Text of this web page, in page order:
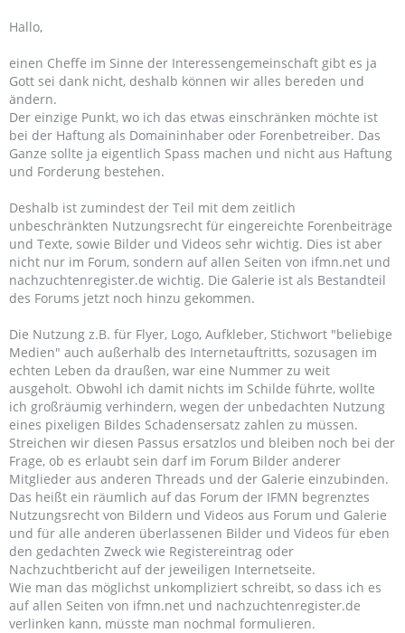
Hallo,
einen Cheffe im Sinne der Interessengemeinschaft gibt es ja
Gott sei dank nicht, deshalb können wir alles bereden und
ändern.
Der einzige Punkt, wo ich das etwas einschränken möchte ist
bei der Haftung als Domaininhaber oder Forenbetreiber. Das
Ganze sollte ja eigentlich Spass machen und nicht aus Haftung
und Forderung bestehen.
Deshalb ist zumindest der Teil mit dem zeitlich
unbeschränkten Nutzungsrecht für eingereichte Forenbeiträge
und Texte, sowie Bilder und Videos sehr wichtig. Dies ist aber
nicht nur im Forum, sondern auf allen Seiten von ifmn.net und
nachzuchtenregister.de wichtig. Die Galerie ist als Bestandteil
des Forums jetzt noch hinzu gekommen.
Die Nutzung z.B. für Flyer, Logo, Aufkleber, Stichwort "beliebige
Medien" auch außerhalb des Internetauftritts, sozusagen im
echten Leben da draußen, war eine Nummer zu weit
ausgeholt. Obwohl ich damit nichts im Schilde führte, wollte
ich großräumig verhindern, wegen der unbedachten Nutzung
eines pixeligen Bildes Schadensersatz zahlen zu müssen.
Streichen wir diesen Passus ersatzlos und bleiben noch bei der
Frage, ob es erlaubt sein darf im Forum Bilder anderer
Mitglieder aus anderen Threads und der Galerie einzubinden.
Das heißt ein räumlich auf das Forum der IFMN begrenztes
Nutzungsrecht von Bildern und Videos aus Forum und Galerie
und für alle anderen überlassenen Bilder und Videos für eben
den gedachten Zweck wie Registereintrag oder
Nachzuchtbericht auf der jeweiligen Internetseite.
Wie man das möglichst unkompliziert schreibt, so dass ich es
auf allen Seiten von ifmn.net und nachzuchtenregister.de
verlinken kann, müsste man nochmal formulieren.